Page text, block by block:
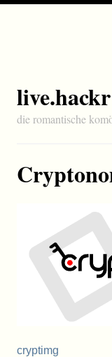
live.hackr
die romantische
cryptimg